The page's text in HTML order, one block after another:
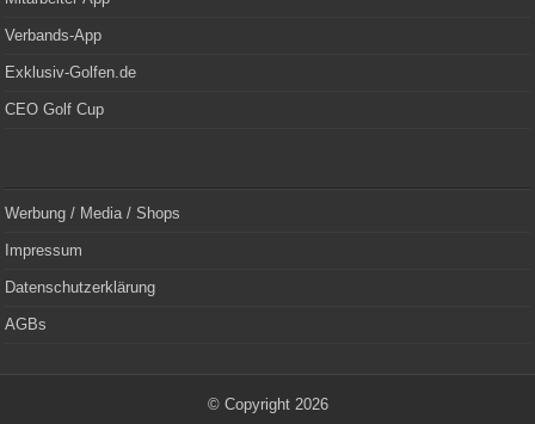
Verbands-App
Exklusiv-Golfen.de
CEO Golf Cup
Werbung / Media / Shops
Impressum
Datenschutzerklärung
AGBs
© Copyright 2026